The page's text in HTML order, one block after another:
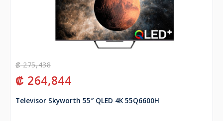
₡275,438
₡ 264,844
Televisor Skyworth 55″ QLED 4K 55Q6600H